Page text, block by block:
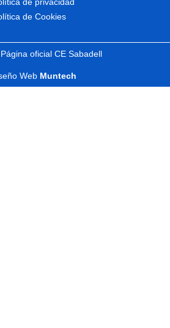
de Cookies
oficial CE Sabadell
Web Muntech